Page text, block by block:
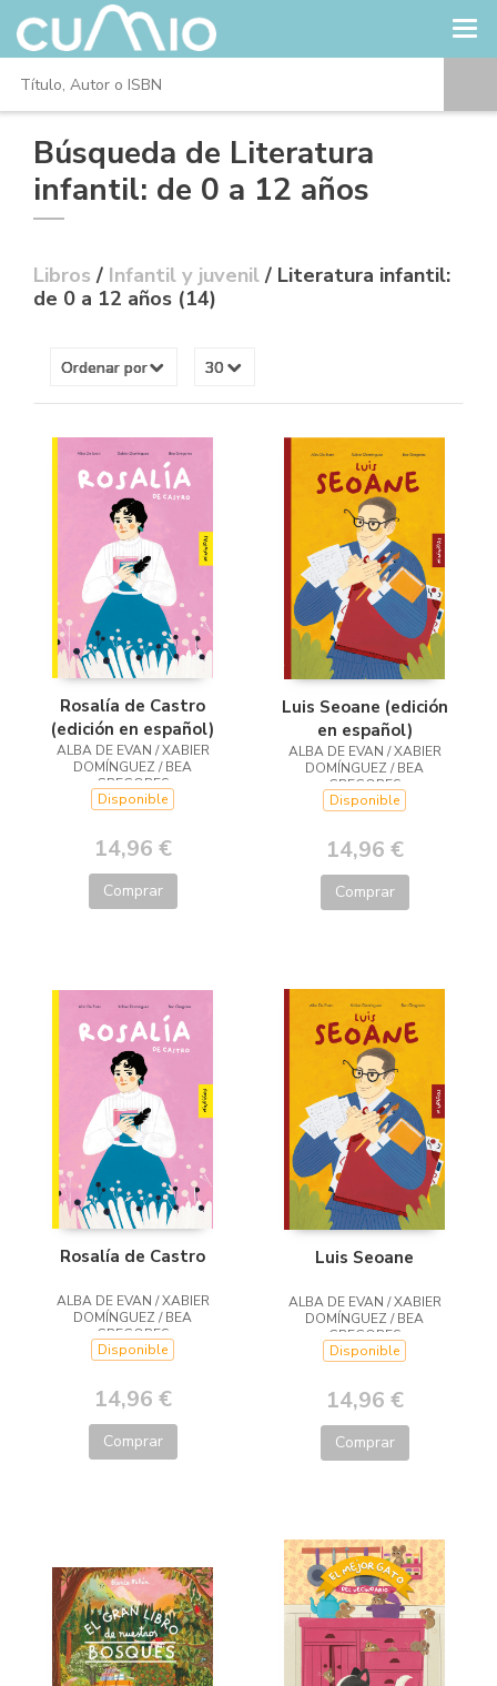
Búsqueda de Literatura
infantil: de 0 a 12 años
Libros/ Infantil y juvenil/ Literatura infantil:
de 0 a 12 años (14)
Rosalía de Castro
(edición en español)
ALBA DE EVAN / XABIER
DOMÍNGUEZ / BEA
GREGORES
Disponible
14,96 €
Comprar
Luis Seoane (edición
en español)
ALBA DE EVAN / XABIER
DOMÍNGUEZ / BEA
GREGORES
Disponible
14,96 €
Comprar
Rosalía de Castro
ALBA DE EVAN / XABIER
DOMÍNGUEZ / BEA
GREGORES
Disponible
14,96 €
Comprar
Luis Seoane
ALBA DE EVAN / XABIER
DOMÍNGUEZ / BEA
GREGORES
Disponible
14,96 €
Comprar